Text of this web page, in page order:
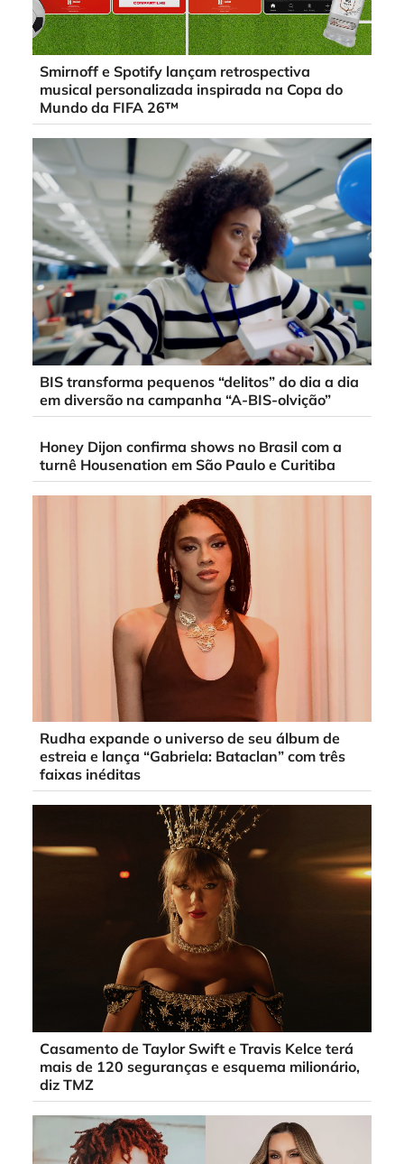
Smirnoff e Spotify lançam retrospectiva
musical personalizada inspirada na Copa do
Mundo da FIFA 26™
BIS transforma pequenos “delitos” do dia a dia
em diversão na campanha “A-BIS-olvição”
Honey Dijon confirma shows no Brasil com a
turnê Housenation em São Paulo e Curitiba
Rudha expande o universo de seu álbum de
estreia e lança “Gabriela: Bataclan” com três
faixas inéditas
Casamento de Taylor Swift e Travis Kelce terá
mais de 120 seguranças e esquema milionário,
diz TMZ